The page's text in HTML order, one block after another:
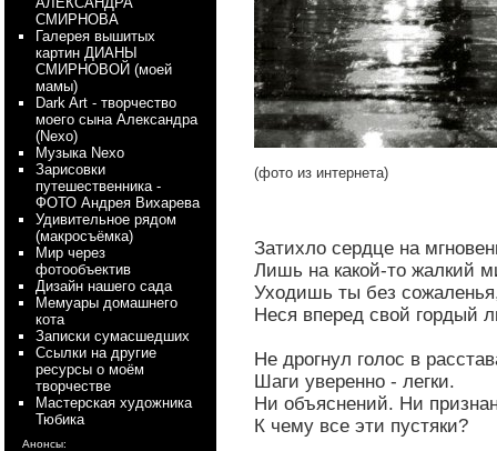
СМИРНОВА
Галерея вышитых
картин ДИАНЫ
СМИРНОВОЙ (моей
мамы)
Dark Art - творчество
моего сына Александра
(Nexo)
Myзыка Nexo
Зарисовки
путешественника -
ФОТО Андрея Вихарева
Удивительное рядом
(макросъёмка)
Мир через
фотообъектив
Дизайн нашего сада
Мемуары домашнего
кота
Записки сумасшедших
Ссылки на другие
ресурсы о моём
творчестве
Мастерская художника
Тюбика
Анонсы:
(фото из интернета)
Затихло сердце на
Лишь на какой-то жалкий
Уходишь ты без
Неся вперед свой гордый
Не дрогнул голос в
Шаги уверенно - легки.
Ни объяснений. Ни
К чему все эти пустяки?